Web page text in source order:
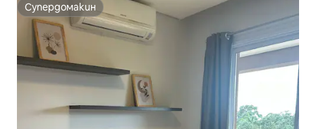
Супердомакин
Супердомакин